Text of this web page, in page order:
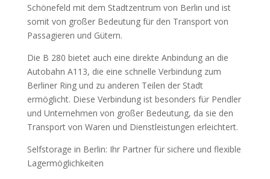
Schönefeld mit dem Stadtzentrum von Berlin und ist
somit von großer Bedeutung für den Transport von
Passagieren und Gütern.
Die B 280 bietet auch eine direkte Anbindung an die
Autobahn A113, die eine schnelle Verbindung zum
Berliner Ring und zu anderen Teilen der Stadt
ermöglicht. Diese Verbindung ist besonders für Pendler
und Unternehmen von großer Bedeutung, da sie den
Transport von Waren und Dienstleistungen erleichtert.
Selfstorage in Berlin: Ihr Partner für sichere und flexible
Lagermöglichkeiten